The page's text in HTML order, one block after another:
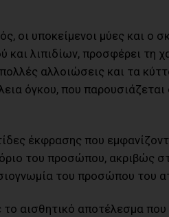
οι υποκείμενοι μύες και
και λιπιδίων, προσφέρει τη
αλλοιώσεις και τα
όγκου, που
έκφρασης που
του προσώπου, ακριβώς
του προσώπου του
το αισθητικό αποτέλεσμα